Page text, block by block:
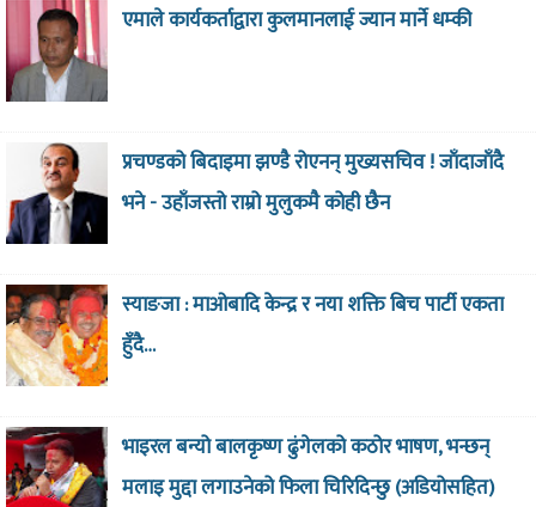
एमाले कार्यकर्ताद्वारा कुलमानलाई ज्यान मार्ने धम्की
प्रचण्डको बिदाइमा झण्डै रोएनन् मुख्यसचिव ! जाँदाजाँदै
भने - उहाँजस्तो राम्रो मुलुकमै कोही छैन
स्याङजा : माओबादि केन्द्र र नया शक्ति बिच पार्टी एकता
हुँदै…
भाइरल बन्यो बालकृष्ण ढुंगेलको कठोर भाषण, भन्छन्
मलाइ मुद्दा लगाउनेको फिला चिरिदिन्छु (अडियोसहित)